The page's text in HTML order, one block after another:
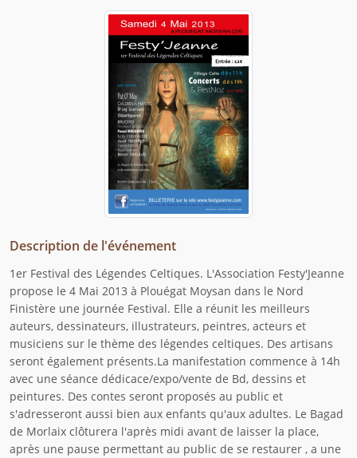
Description de l'événement
1er Festival des Légendes Celtiques. L'Association Festy'Jeanne
propose le 4 Mai 2013 à Plouégat Moysan dans le Nord
Finistère une journée Festival. Elle a réunit les meilleurs
auteurs, dessinateurs, illustrateurs, peintres, acteurs et
musiciens sur le thème des légendes celtiques. Des artisans
seront également présents.La manifestation commence à 14h
avec une séance dédicace/expo/vente de Bd, dessins et
peintures. Des contes seront proposés au public et
s'adresseront aussi bien aux enfants qu'aux adultes. Le Bagad
de Morlaix clôturera l'après midi avant de laisser la place,
après une pause permettant au public de se restaurer , a une